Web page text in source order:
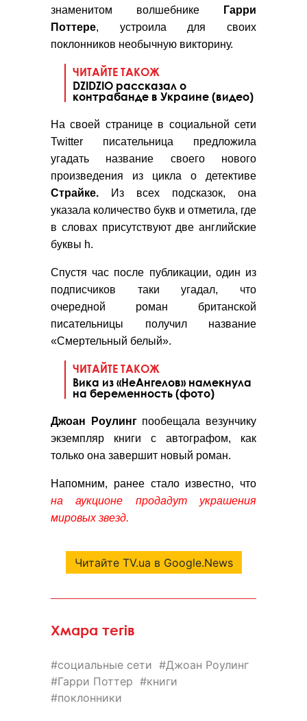
знаменитом волшебнике
Гарри
Поттере, устроила для своих
поклонников необычную викторину.
ЧИТАЙТЕ ТАКОЖ
DZIDZIO рассказал о
контрабанде в Украине (видео)
На своей странице в социальной сети
Twitter писательница предложила
угадать название своего нового
произведения из цикла о детективе
Страйке. Из всех подсказок, она
указала количество букв и отметила, где
в словах присутствуют две английские
буквы h.
Спустя час после публикации, один из
подписчиков таки угадал, что
очередной роман британской
писательницы получил название
«Смертельный белый».
ЧИТАЙТЕ ТАКОЖ
Вика из «НеАнгелов» намекнула
на беременность (фото)
Джоан Роулингпообещала везунчику
экземпляр книги с автографом, как
только она завершит новый роман.
Напомним, ранее стало известно, что
на аукционе продадут украшения
мировых звезд.
Читайте TV.ua в Google.News
Хмара тегів
социальные сети
Джоан Роулинг
Гарри Поттер
книги
поклонники